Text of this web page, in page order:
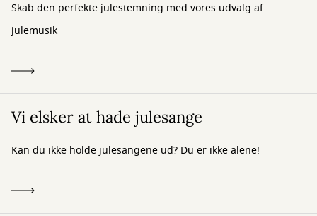
Skab den perfekte julestemning med vores udvalg af
julemusik
Vi elsker at hade julesange
Kan du ikke holde julesangene ud? Du er ikke alene!